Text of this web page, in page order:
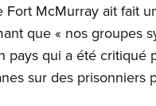
McMurray ait fait
que « nos groupes
pays qui a été critiqué
sur des prisonniers